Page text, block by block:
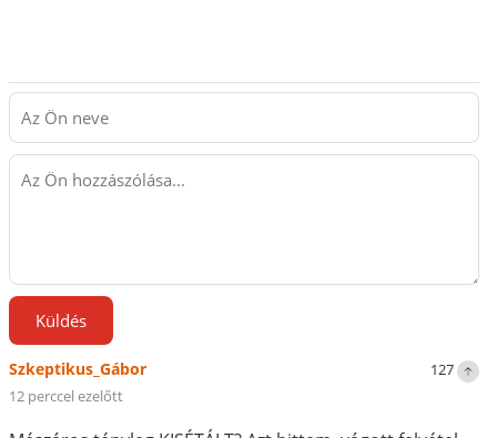
Küldés
127
Szkeptikus_Gábor
12 perccel ezelőtt